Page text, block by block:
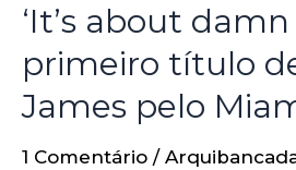
‘It’s about
primeiro título
James pelo
1 Comentário /